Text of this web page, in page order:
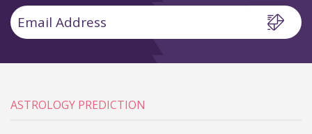
ASTROLOGY PREDICTION